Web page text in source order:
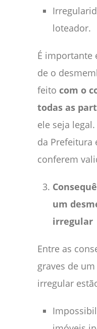
loteador.
É importante
de o
feito com o
todas as
ele seja
da Prefeitura
conferem
um
irregular
Entre as
graves de
irregular